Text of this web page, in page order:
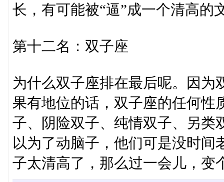
长，有可能被“逼”成一个清高的
第十二名：双子座
为什么双子座排在最后呢。因为
果有地位的话，双子座的任何
子、阴险双子、纯情双子、另
以为了动脑子，他们可是没时
子太清高了，那么过一会儿，变